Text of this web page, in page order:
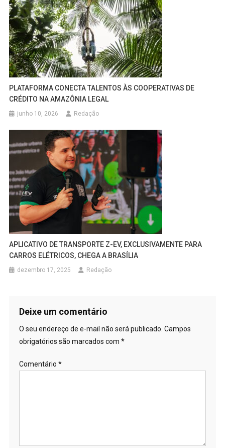
PLATAFORMA CONECTA TALENTOS ÀS COOPERATIVAS DE
CRÉDITO NA AMAZÔNIA LEGAL
junho 10, 2026 Redação
APLICATIVO DE TRANSPORTE Z-EV, EXCLUSIVAMENTE PARA
CARROS ELÉTRICOS, CHEGA A BRASÍLIA
dezembro 17, 2025 Redação
Deixe um comentário
O seu endereço de e-mail não será publicado. Campos
obrigatórios são marcados com *
Comentário *